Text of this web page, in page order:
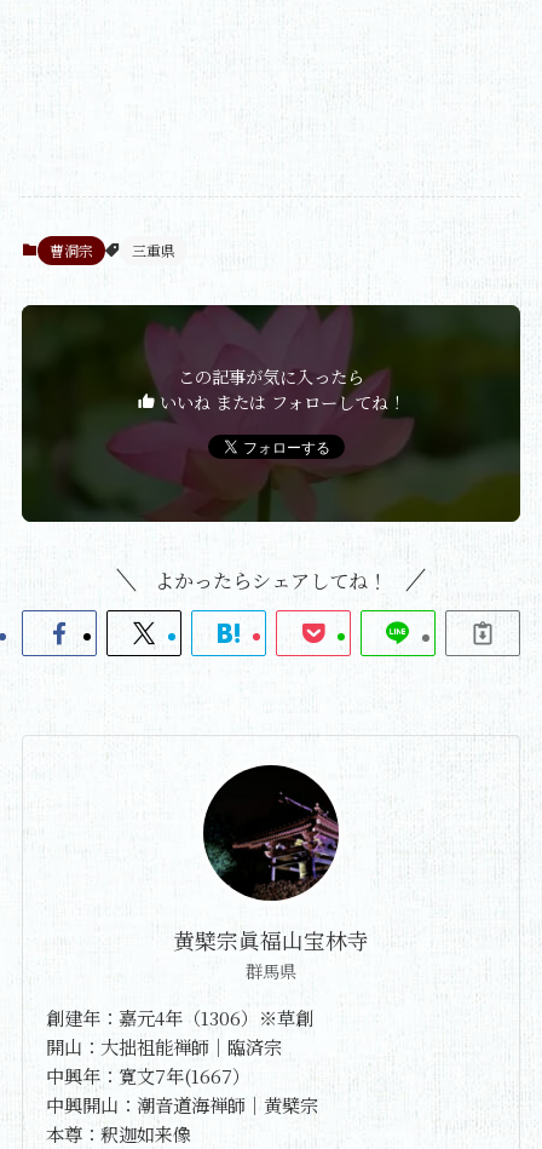
曹洞宗 三重県
この記事が気に入ったら
いいね または フォローしてね！
よかったらシェアしてね！
黄檗宗眞福山宝林寺
群馬県
創建年：嘉元4年（1306）※草創
開山：大拙祖能禅師｜臨済宗
中興年：寛文7年(1667）
中興開山：潮音道海禅師｜黄檗宗
本尊：釈迦如来像